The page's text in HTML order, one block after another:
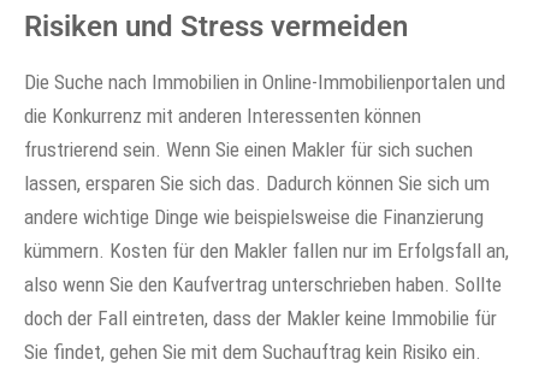
Risiken und Stress vermeiden
Die Suche nach Immobilien in Online-Immobilienportalen und
die Konkurrenz mit anderen Interessenten können
frustrierend sein. Wenn Sie einen Makler für sich suchen
lassen, ersparen Sie sich das. Dadurch können Sie sich um
andere wichtige Dinge wie beispielsweise die Finanzierung
kümmern. Kosten für den Makler fallen nur im Erfolgsfall an,
also wenn Sie den Kaufvertrag unterschrieben haben. Sollte
doch der Fall eintreten, dass der Makler keine Immobilie für
Sie findet, gehen Sie mit dem Suchauftrag kein Risiko ein.